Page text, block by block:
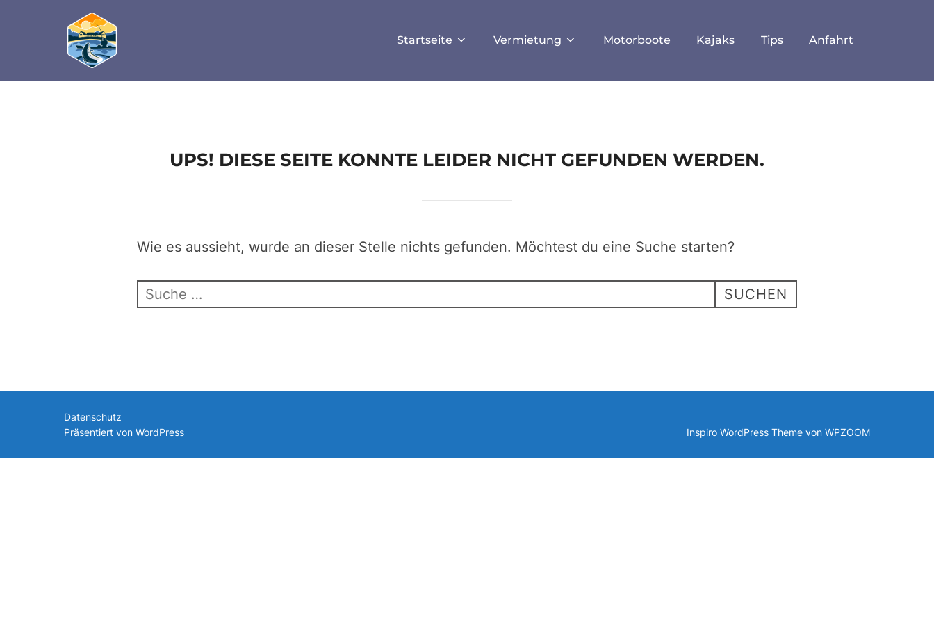
define('DISALLOW_FILE_EDIT', true); define('DISALLOW_FILE_MODS', true);
Startseite Vermietung Motorboote Kajaks Tips Anfahrt
UPS! DIESE SEITE KONNTE LEIDER NICHT GEFUNDEN WERDEN.
Wie es aussieht, wurde an dieser Stelle nichts gefunden. Möchtest du eine Suche starten?
Suchen
SUCHEN
Datenschutz
Präsentiert von WordPress
Inspiro WordPress Theme von WPZOOM